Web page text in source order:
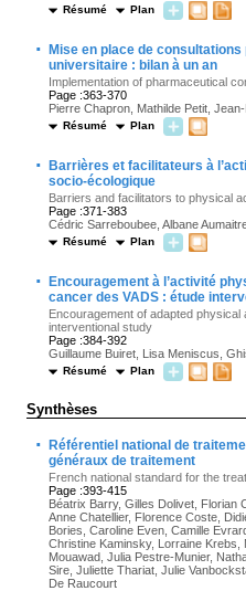
Résumé Plan
·
Mise en place de
universitaire : bilan à un an
Implementation of pharmaceutical
Page :363-370
Pierre Chapron, Mathilde Petit,
Résumé Plan
·
Barrières et facilitateurs à
socio-écologique
Barriers and facilitators to physical
Page :371-383
Cédric Sarreboubee, Albane
Résumé Plan
·
Encouragement à l’activité
cancer des VADS : étude
Encouragement of adapted
interventional study
Page :384-392
Guillaume Buiret, Lisa Meniscus,
Résumé Plan
Synthèses
·
Référentiel national de
généraux de traitement
French national standard for the
Page :393-415
Béatrix Barry, Gilles Dolivet, Florian
Anne Chatellier, Florence Coste,
Bories, Caroline Even, Camille
Christine Kaminsky, Lorraine Krebs,
Mouawad, Julia Pestre-Munier,
Sire, Juliette Thariat, Julie
De Raucourt